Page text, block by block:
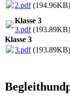
2.pdf(194.96KB)
Klasse 3
3.pdf(193.89KB)
Klasse 3
3.pdf(193.89KB)